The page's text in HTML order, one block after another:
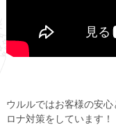
ウルルではお客様の安
ロナ対策をしています！